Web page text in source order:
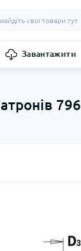
Завантажити
796